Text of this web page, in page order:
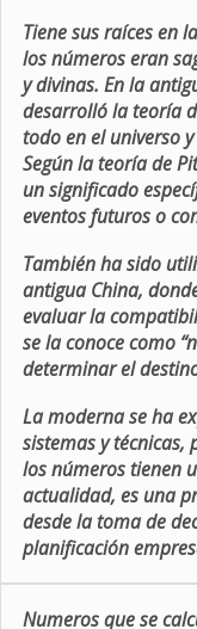
Tiene sus raíces en
los números eran
y divinas. En la
desarrolló la teoría
todo en el universo
Según la teoría de
un significado
eventos futuros o
También ha sido
antigua China,
evaluar la
se la conoce como
determinar el
La moderna se ha
sistemas y técnicas,
los números tienen
actualidad, es una
desde la toma de
planificación
Numeros que se